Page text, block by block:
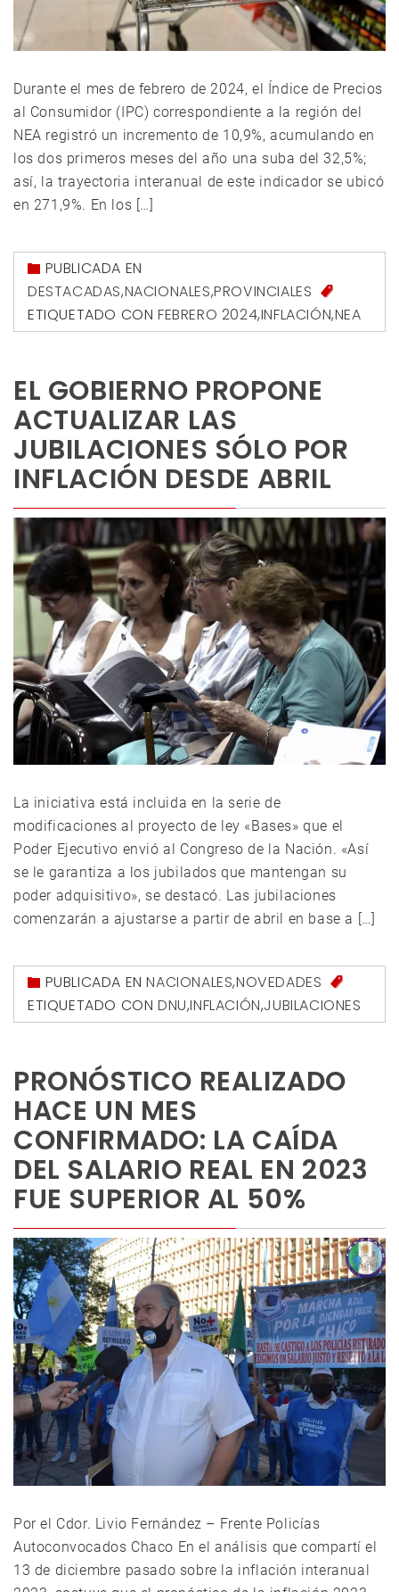
Durante el mes de febrero de 2024, el Índice de Precios
al Consumidor (IPC) correspondiente a la región del
NEA registró un incremento de 10,9%, acumulando en
los dos primeros meses del año una suba del 32,5%;
así, la trayectoria interanual de este indicador se ubicó
en 271,9%. En los […]
PUBLICADA EN
DESTACADAS,NACIONALES,PROVINCIALES
ETIQUETADO CON FEBRERO 2024,INFLACIÓN,NEA
EL GOBIERNO PROPONE
ACTUALIZAR LAS
JUBILACIONES SÓLO POR
INFLACIÓN DESDE ABRIL
La iniciativa está incluida en la serie de
modificaciones al proyecto de ley «Bases» que el
Poder Ejecutivo envió al Congreso de la Nación. «Así
se le garantiza a los jubilados que mantengan su
poder adquisitivo», se destacó. Las jubilaciones
comenzarán a ajustarse a partir de abril en base a […]
PUBLICADA ENNACIONALES,NOVEDADES
ETIQUETADO CON DNU,INFLACIÓN,JUBILACIONES
PRONÓSTICO REALIZADO
HACE UN MES
CONFIRMADO: LA CAÍDA
DEL SALARIO REAL EN 2023
FUE SUPERIOR AL 50%
Por el Cdor. Livio Fernández – Frente Policías
Autoconvocados Chaco En el análisis que compartí el
13 de diciembre pasado sobre la inflación interanual